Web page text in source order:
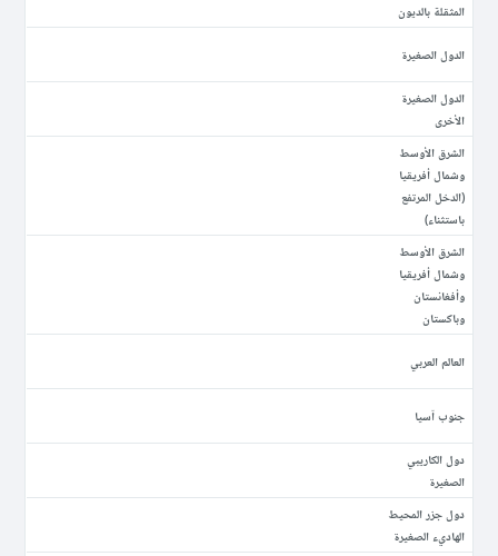
المثقلة بالديون
الدول الصغيرة
الدول الصغيرة
الأخرى
الشرق الأوسط
وشمال أفريقيا
(الدخل المرتفع
باستثناء)
الشرق الأوسط
وشمال أفريقيا
وأفغانستان
وباكستان
العالم العربي
جنوب آسيا
دول الكاريبي
الصغيرة
دول جزر المحيط
الهاديء الصغيرة